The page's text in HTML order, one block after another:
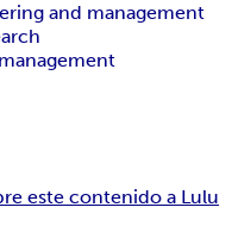
and management
este contenido a Lulu